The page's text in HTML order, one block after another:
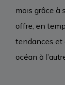
mois grâce à
offre, en
tendances et
océan à